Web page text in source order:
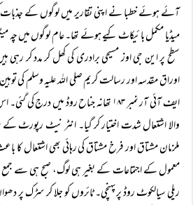
آئے ہوئے خطبا نے اپنی تقاریر میں لوگوں کے جذبات
میڈیا مکمل بائیکاٹ کیے ہوئے تھا۔ عام لوگوں میں چہ
اوراق مقدسہ اور رسالت کریم صلی اللہ علیہ وسلم کی
ایف آئی آر نمبر ۱۸۳ تھانہ جناح روڈ میں
ملزمان مشتاق اور فرخ مشتاق کی رہائی بھی اشتعال کا
معمول کے اجتماعات کے بغیر ہی لوگ، صبح ہی سے
ریلی سیالکوٹ روڈ پرپہنچی۔ ٹائروں کو جلا کر سڑک پر